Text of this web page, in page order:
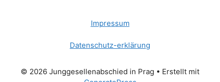
Impressum
Datenschutz-erklärung
© 2026 Junggesellenabschied in Prag • Erstellt mit